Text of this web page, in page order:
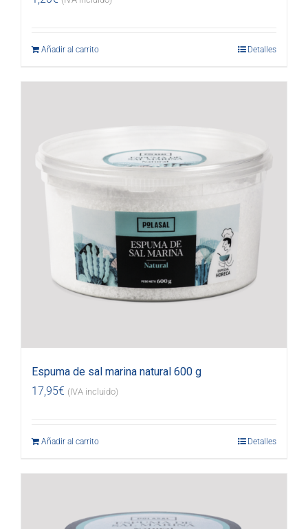
Añadir al carrito Detalles
Espuma de sal marina natural 600 g
17,95€ (IVA incluido)
Añadir al carrito Detalles